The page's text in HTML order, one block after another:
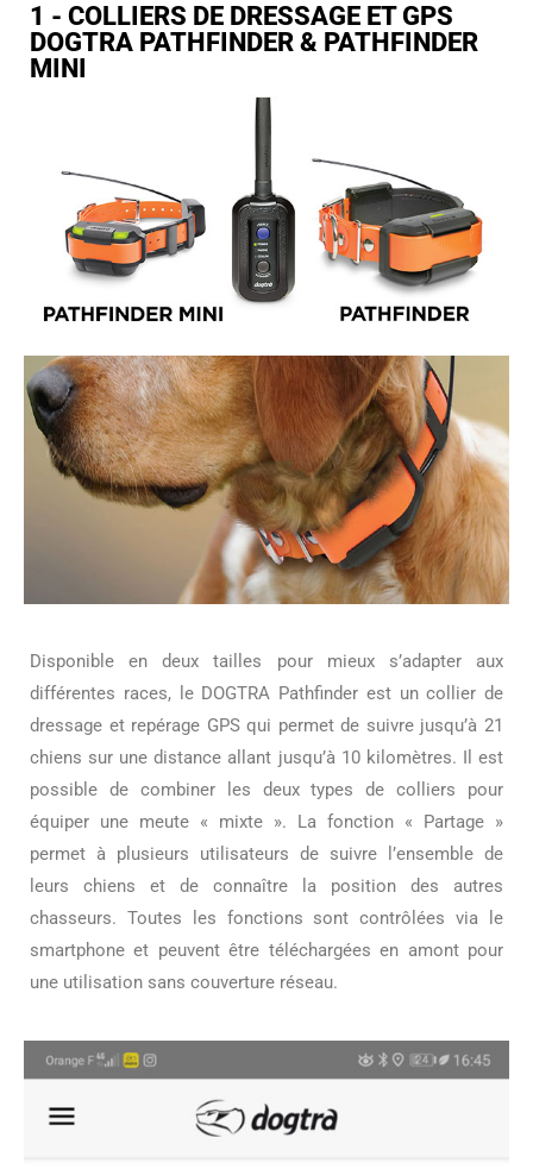
1 - COLLIERS DE DRESSAGE ET GPS
DOGTRA PATHFINDER & PATHFINDER
MINI
Disponible en deux tailles pour mieux s’adapter aux
différentes races, le DOGTRA Pathfinder est un collier de
dressage et repérage GPS qui permet de suivre jusqu’à 21
chiens sur une distance allant jusqu’à 10 kilomètres. Il est
possible de combiner les deux types de colliers pour
équiper une meute « mixte ». La fonction « Partage »
permet à plusieurs utilisateurs de suivre l’ensemble de
leurs chiens et de connaître la position des autres
chasseurs. Toutes les fonctions sont contrôlées via le
smartphone et peuvent être téléchargées en amont pour
une utilisation sans couverture réseau.